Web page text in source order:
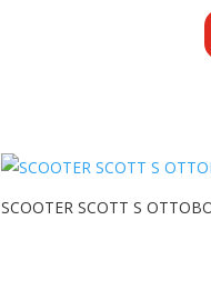
SCOOTER SCOTT S